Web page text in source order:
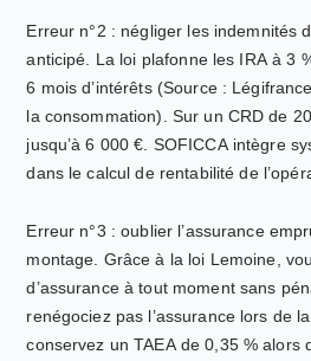
Erreur n°2 : négliger les indemnités
anticipé. La loi plafonne les IRA à 3
6 mois d’intérêts (Source :
la consommation). Sur un CRD de
jusqu’à 6 000 €. SOFICCA intègre
dans le calcul de rentabilité de
Erreur n°3 : oublier l’assurance
montage. Grâce à la loi Lemoine,
d’assurance à tout moment sans
renégociez pas l’assurance lors de
conservez un TAEA de 0,35 % alors